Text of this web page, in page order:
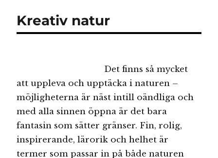
Kreativ natur
Det finns så mycket
att uppleva och upptäcka i naturen –
möjligheterna är näst intill oändliga och
med alla sinnen öppna är det bara
fantasin som sätter gränser. Fin, rolig,
inspirerande, lärorik och helhet är
termer som passar in på både naturen